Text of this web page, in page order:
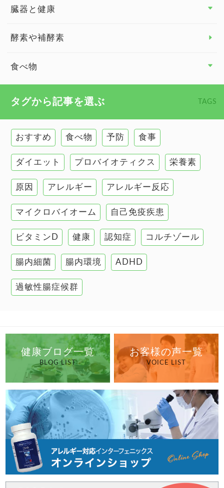
臓器と健康
臓器と健康 トップ
慢性疲労
甲状腺
肌
肝臓の健康
腸の健康
自己免疫疾患
高血圧
酵素や補酵素
食べ物
タグから記事を選ぶ TAGS
おすすめ 食べ物 予防 食事
ダイエット プロバイオティクス 栄養素
原因 アレルギー アレルギー反応
マイクロバイオーム 自己免疫疾患
ビタミンD 健康 認知症 コルチゾール
腸内細菌 腸内環境 ADHD
過敏性腸症候群
健康ブログ一覧
BLOG LIST
お客様の声一覧
VOICE LIST